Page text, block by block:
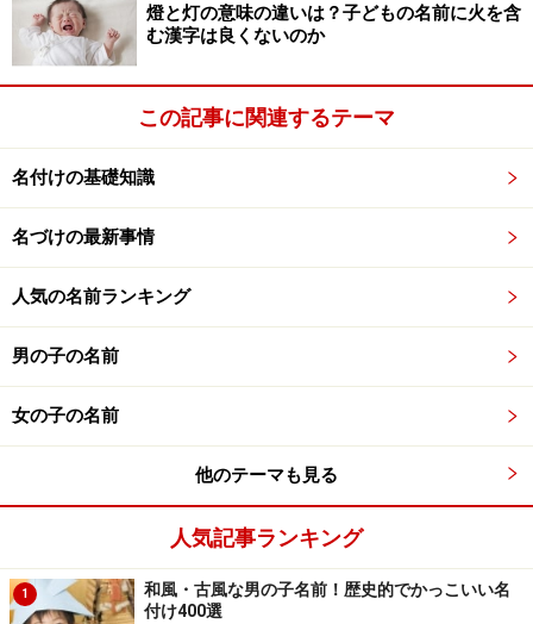
■4位：美月（みつき）
美は羊と大を合わせた字で、羊は目立つこと、大は人が
手足を広げた姿です。美の字は「目をみはるようにうつ
くしい」という意味をあらわします。月は文字通りで
す。ミヅキと読む名もありますが、ミズキは男女ある名
前ですので、この名はミツキと読むほうが混乱はしなく
てすむでしょう。
女の子の名前ランキング5位「碧」
■5位：碧（みどり、あお）
碧はつないだ宝石と、鍾乳洞にたまった石灰と、石を組
み合わせた字で、大きな緑色の大理石、またその色を意
味する字です。10年ほど前まではほとんどミドリと読む
一文字の名前として使われました。最近では一文字の場
合であっても、ほかの字と組み合わせる場合も、アオと
燈と灯の意味の違いは？子どもの名前に火を含
む漢字は良くないのか
この記事に関連するテーマ
名付けの基礎知識
名づけの最新事情
人気の名前ランキング
男の子の名前
女の子の名前
他のテーマも見る
人気記事ランキング
1
和風・古風な男の子名前！歴史的でかっこいい名
付け400選